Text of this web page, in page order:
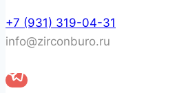
+7 (931) 319-04-31
info@zirconburo.ru